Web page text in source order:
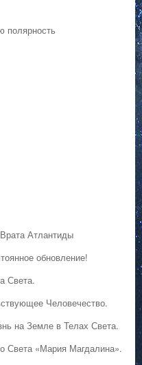
полярность
Атлантиды
обновление!
Света.
Человечество.
на Земле в Телах Света.
Света «Мария Магдалина».